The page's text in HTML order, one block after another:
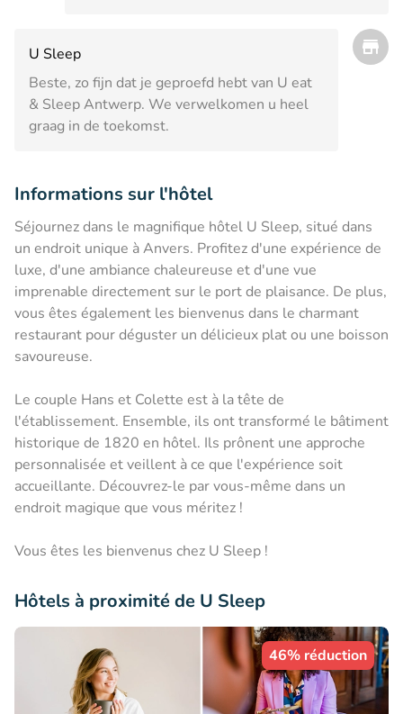
U Sleep
Beste, zo fijn dat je geproefd hebt van U eat
& Sleep Antwerp. We verwelkomen u heel
graag in de toekomst.
Informations sur l'hôtel
Séjournez dans le magnifique hôtel U Sleep, situé dans
un endroit unique à Anvers. Profitez d'une expérience de
luxe, d'une ambiance chaleureuse et d'une vue
imprenable directement sur le port de plaisance. De plus,
vous êtes également les bienvenus dans le charmant
restaurant pour déguster un délicieux plat ou une boisson
savoureuse.
Le couple Hans et Colette est à la tête de
l'établissement. Ensemble, ils ont transformé le bâtiment
historique de 1820 en hôtel. Ils prônent une approche
personnalisée et veillent à ce que l'expérience soit
accueillante. Découvrez-le par vous-même dans un
endroit magique que vous méritez !
Vous êtes les bienvenus chez U Sleep !
Hôtels à proximité de U Sleep
46% réduction